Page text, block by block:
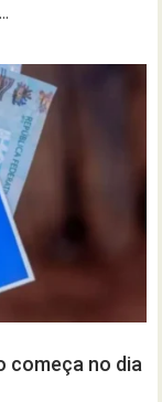
começa no dia